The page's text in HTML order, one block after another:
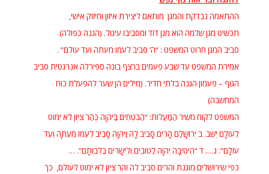
ההתאמה נבדקת והמגן מותאם ליצירת איזון וחיזוק אישי,
תכשיט מגן שלמה הוא מגן דוד ומסביבו עיגול. (הגנה כפולה)
סביב המגן חרוט המשפט : “ה’ סביב לעמו מעתה ועד עולם” .
אמירת המשפט עד שבע פעמים ברצף בונה ספירלה אנרגטית סביב
הגוף – פעמון הגנה בלתי חדיר. (מילים הן שער להפעלת כוח
המחשבה)
המשפט לקוח משִׁיר הַמַּעֲלוֹת: “הַבֹּטְחִים בַּיהוָה כְּהַר צִיּוֹן לֹא יִמּוֹט
לְעוֹלָם יֵשֵׁב. ב יְרוּשָׁלַ‍ִם הָרִים סָבִיב לָהּ וַיהוָה סָבִיב לְעַמּוֹ מֵעַתָּה וְעַד
עוֹלָם”. ג…. ד “הֵיטִיבָה יְהוָה לַטּוֹבִים וְלִישָׁרִים בְּלִבּוֹתָם”. …
כפי שירושלים מוגנת והרים סביב לה והר ציון לא ימוט לעולם, כך